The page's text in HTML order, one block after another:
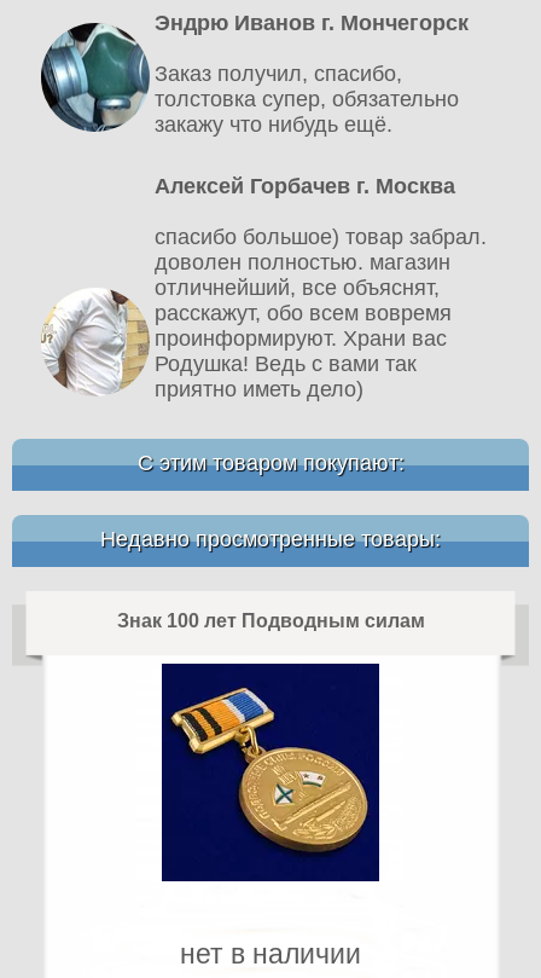
Эндрю Иванов г. Мончегорск
Заказ получил, спасибо,
толстовка супер, обязательно
закажу что нибудь ещё.
Алексей Горбачев г. Москва
спасибо большое) товар забрал.
доволен полностью. магазин
отличнейший, все объяснят,
расскажут, обо всем вовремя
проинформируют. Храни вас
Родушка! Ведь с вами так
приятно иметь дело)
С этим товаром покупают:
Недавно просмотренные товары:
Знак 100 лет Подводным силам
нет в наличии